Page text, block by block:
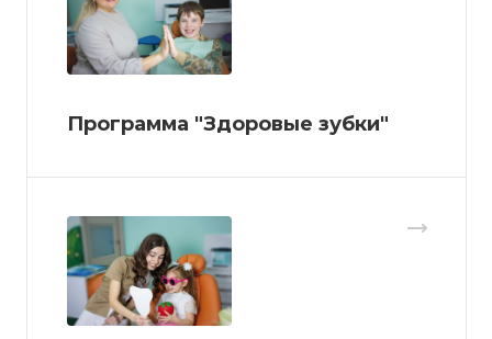
Программа "Здоровые зубки"